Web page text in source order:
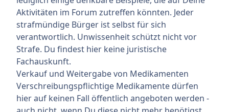
Aktivitäten im Forum zutreffen könnten. Jeder
strafmündige Bürger ist selbst für sich
verantwortlich. Unwissenheit schützt nicht vor
Strafe. Du findest hier keine juristische
Fachauskunft.
Verkauf und Weitergabe von Medikamenten
Verschreibungspflichtige Medikamente dürfen
hier auf keinen Fall öffentlich angeboten werden -